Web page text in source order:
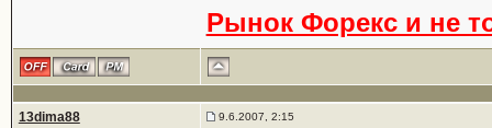
Рынок Форекс и не
13dima88 9.6.2007, 2:15